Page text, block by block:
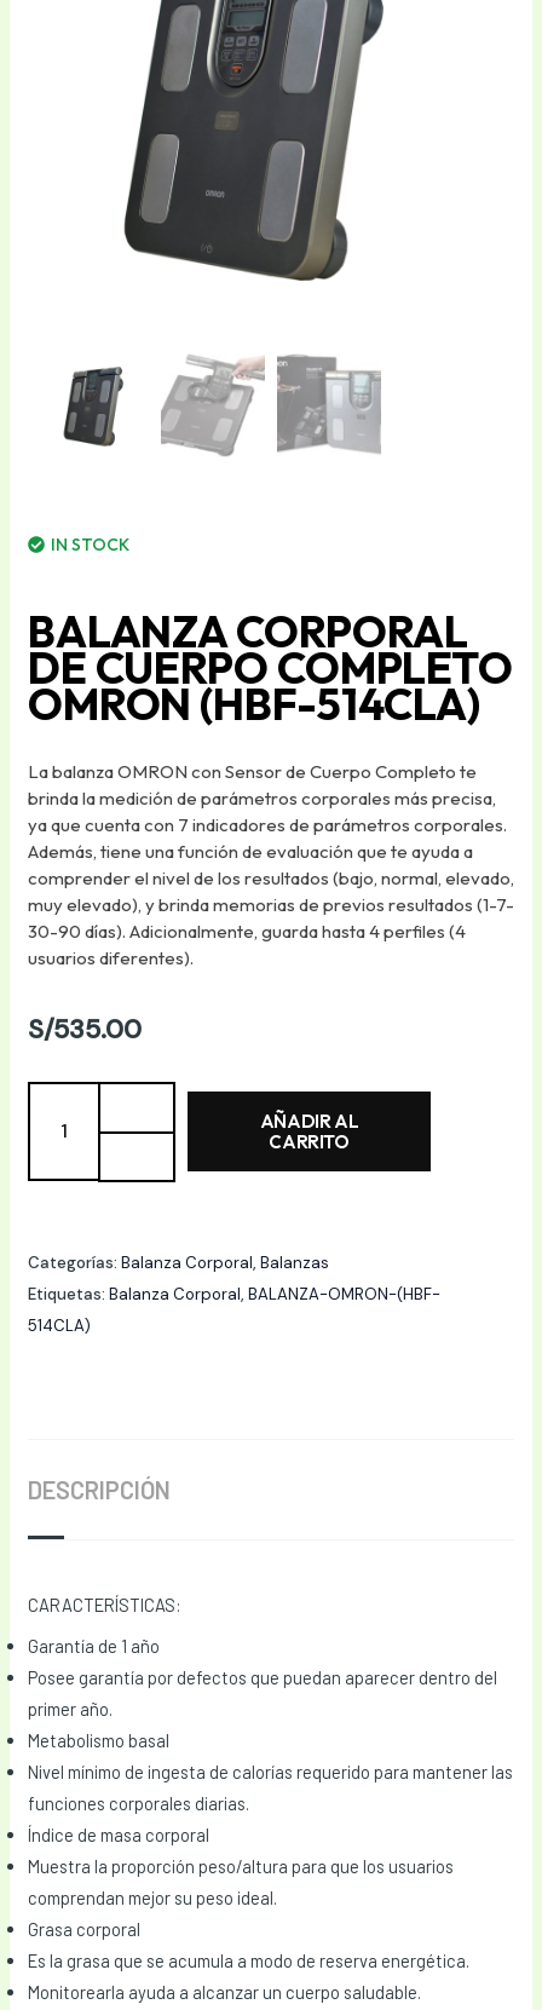
IN STOCK
BALANZA CORPORAL
DE CUERPO COMPLETO
OMRON (HBF-514CLA)
La balanza OMRON con Sensor de Cuerpo Completo te
brinda la medición de parámetros corporales más precisa,
ya que cuenta con 7 indicadores de parámetros corporales.
Además, tiene una función de evaluación que te ayuda a
comprender el nivel de los resultados (bajo, normal, elevado,
muy elevado), y brinda memorias de previos resultados (1-7-
30-90 días). Adicionalmente, guarda hasta 4 perfiles (4
usuarios diferentes).
S/535.00
CORPORAL
OMRON
(HBF-
514CLA)
AÑADIR AL
CARRITO
Categorías: Balanza Corporal, Balanzas
Etiquetas: Balanza Corporal, BALANZA-OMRON-(HBF-
514CLA)
DESCRIPCIÓN
CARACTERÍSTICAS:
Garantía de 1 año
Posee garantía por defectos que puedan aparecer dentro del
primer año.
Metabolismo basal
Nivel mínimo de ingesta de calorías requerido para mantener las
funciones corporales diarias.
Índice de masa corporal
Muestra la proporción peso/altura para que los usuarios
comprendan mejor su peso ideal.
Grasa corporal
Es la grasa que se acumula a modo de reserva energética.
Monitorearla ayuda a alcanzar un cuerpo saludable.